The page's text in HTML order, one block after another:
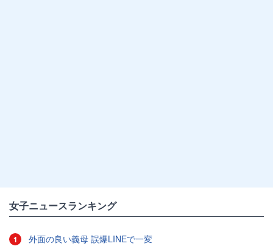
女子ニュースランキング
1 外面の良い義母 誤爆LINEで一変